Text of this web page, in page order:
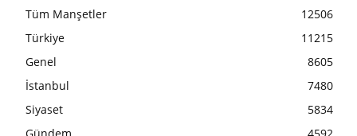
Tüm Manşetler
12506
Türkiye
11215
Genel
8605
İstanbul
7480
Siyaset
5834